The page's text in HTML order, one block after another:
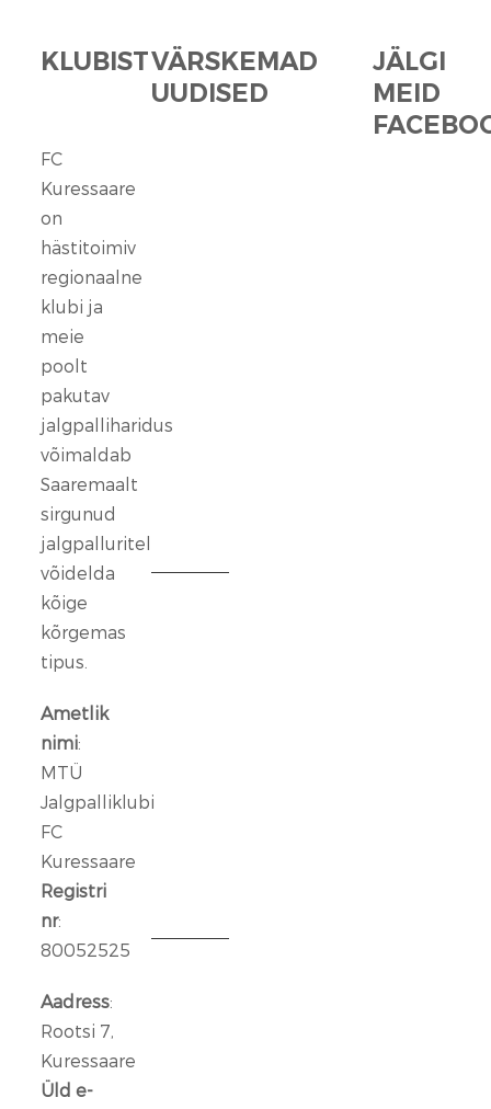
KLUBIST
FC
Kuressaare
on
hästitoimiv
regionaalne
klubi ja
meie
poolt
pakutav
jalgpalliharidus
võimaldab
Saaremaalt
sirgunud
jalgpalluritel
võidelda
kõige
kõrgemas
tipus.
Ametlik
nimi:
MTÜ
Jalgpalliklubi
FC
Kuressaare
Registri
nr:
80052525
Aadress:
Rootsi 7,
Kuressaare
Üld e-
VÄRSKEMAD
UUDISED
JÄLGI
MEID